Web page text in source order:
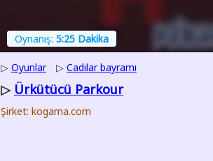
Oynanış: 5:25 Dakika
▷ Oyunlar ▷ Cadılar bayramı
▷ Ürkütücü Parkour
Şirket: kogama.com